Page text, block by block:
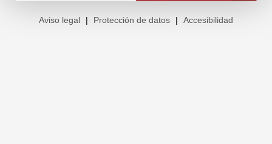
Aviso legal | Protección de datos | Accesibilidad